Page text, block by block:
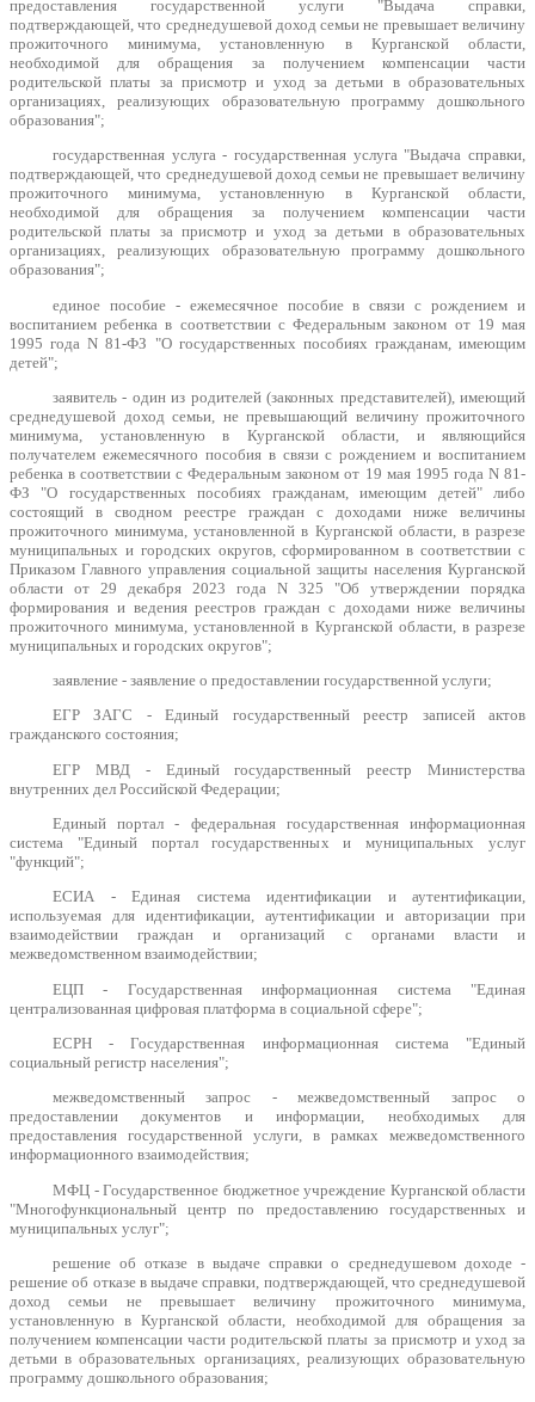
предоставления государственной услуги "Выдача справки,
подтверждающей, что среднедушевой доход семьи не превышает величину
прожиточного минимума, установленную в Курганской области,
необходимой для обращения за получением компенсации части
родительской платы за присмотр и уход за детьми в образовательных
организациях, реализующих образовательную программу дошкольного
образования";
государственная услуга - государственная услуга "Выдача справки,
подтверждающей, что среднедушевой доход семьи не превышает величину
прожиточного минимума, установленную в Курганской области,
необходимой для обращения за получением компенсации части
родительской платы за присмотр и уход за детьми в образовательных
организациях, реализующих образовательную программу дошкольного
образования";
единое пособие - ежемесячное пособие в связи с рождением и
воспитанием ребенка в соответствии с Федеральным законом от 19 мая
1995 года N 81-ФЗ "О государственных пособиях гражданам, имеющим
детей";
заявитель - один из родителей (законных представителей), имеющий
среднедушевой доход семьи, не превышающий величину прожиточного
минимума, установленную в Курганской области, и являющийся
получателем ежемесячного пособия в связи с рождением и воспитанием
ребенка в соответствии с Федеральным законом от 19 мая 1995 года N 81-
ФЗ "О государственных пособиях гражданам, имеющим детей" либо
состоящий в сводном реестре граждан с доходами ниже величины
прожиточного минимума, установленной в Курганской области, в разрезе
муниципальных и городских округов, сформированном в соответствии с
Приказом Главного управления социальной защиты населения Курганской
области от 29 декабря 2023 года N 325 "Об утверждении порядка
формирования и ведения реестров граждан с доходами ниже величины
прожиточного минимума, установленной в Курганской области, в разрезе
муниципальных и городских округов";
заявление - заявление о предоставлении государственной услуги;
ЕГР ЗАГС - Единый государственный реестр записей актов
гражданского состояния;
ЕГР МВД - Единый государственный реестр Министерства
внутренних дел Российской Федерации;
Единый портал - федеральная государственная информационная
система "Единый портал государственных и муниципальных услуг
"функций";
ЕСИА - Единая система идентификации и аутентификации,
используемая для идентификации, аутентификации и авторизации при
взаимодействии граждан и организаций с органами власти и
межведомственном взаимодействии;
ЕЦП - Государственная информационная система "Единая
централизованная цифровая платформа в социальной сфере";
ЕСРН - Государственная информационная система "Единый
социальный регистр населения";
межведомственный запрос - межведомственный запрос о
предоставлении документов и информации, необходимых для
предоставления государственной услуги, в рамках межведомственного
информационного взаимодействия;
МФЦ - Государственное бюджетное учреждение Курганской области
"Многофункциональный центр по предоставлению государственных и
муниципальных услуг";
решение об отказе в выдаче справки о среднедушевом доходе -
решение об отказе в выдаче справки, подтверждающей, что среднедушевой
доход семьи не превышает величину прожиточного минимума,
установленную в Курганской области, необходимой для обращения за
получением компенсации части родительской платы за присмотр и уход за
детьми в образовательных организациях, реализующих образовательную
программу дошкольного образования;